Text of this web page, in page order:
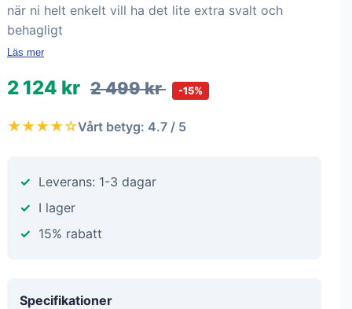
när ni helt enkelt vill ha det lite extra svalt och
behagligt
Läs mer
2 124 kr 2 499 kr -15%
★★★★☆Vårt betyg: 4.7 / 5
Leverans: 1-3 dagar
I lager
15% rabatt
Specifikationer